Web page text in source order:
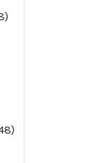
produkter
produkter